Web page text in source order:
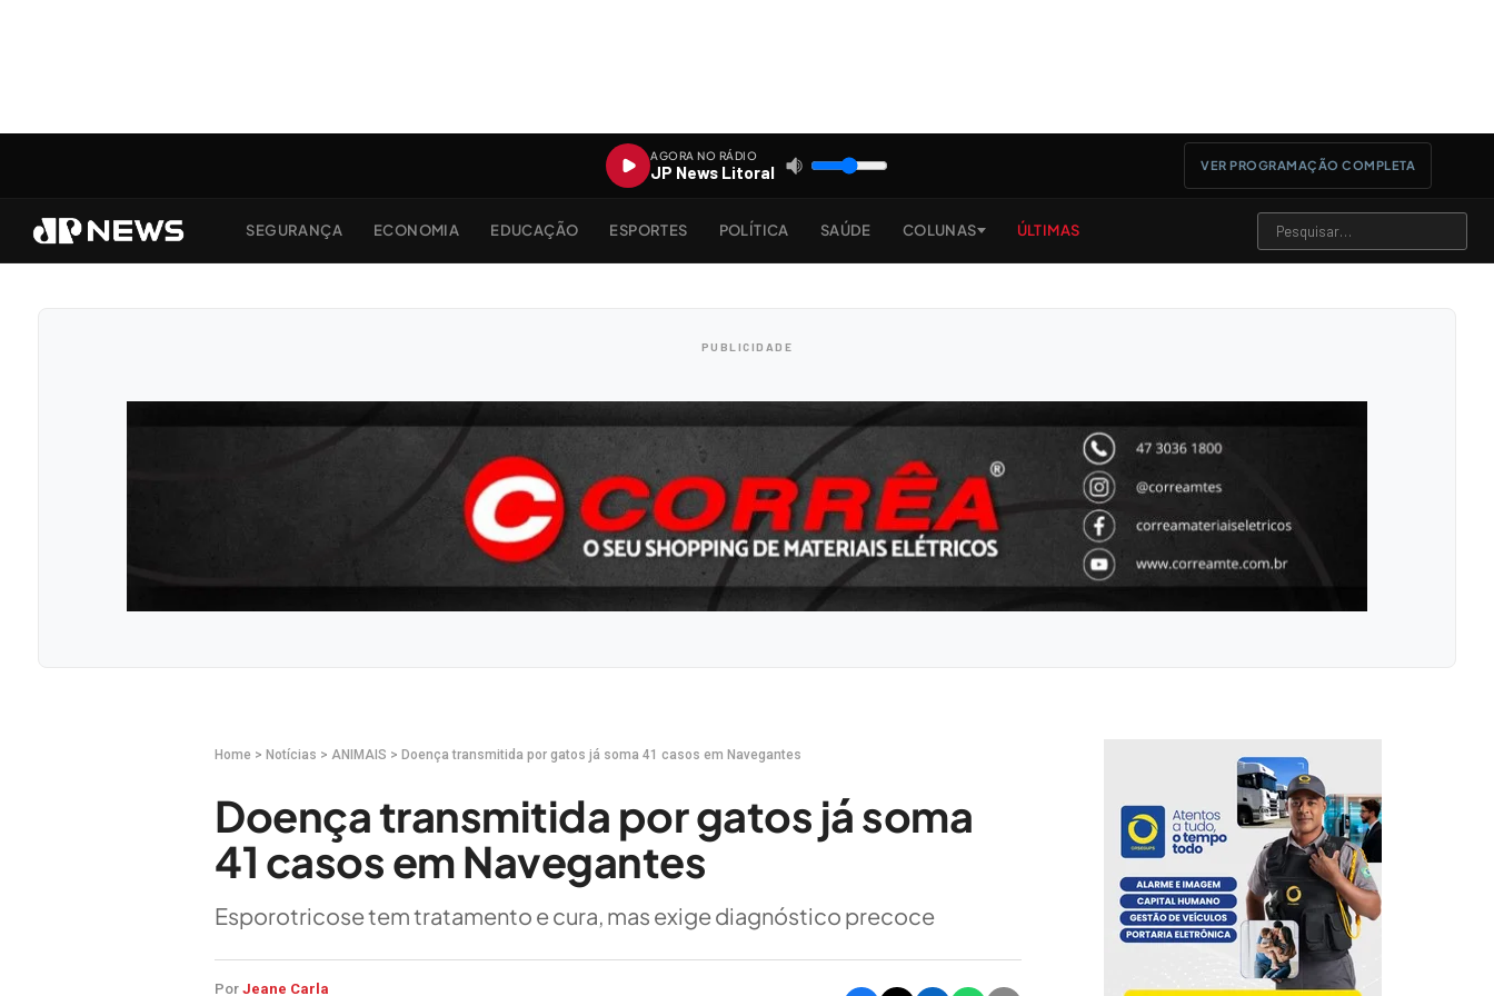
AGORA NO RÁDIO
JP News Litoral VER PROGRAMAÇÃO COMPLETA
SEGURANÇA ECONOMIA EDUCAÇÃO ESPORTES POLÍTICA SAÚDE COLUNAS ÚLTIMAS
Home > Notícias >ANIMAIS > Doença transmitida por gatos já soma 41 casos em Navegantes
Doença transmitida por gatos já soma
41 casos em Navegantes
Esporotricose tem tratamento e cura, mas exige diagnóstico precoce
PorJeane Carla